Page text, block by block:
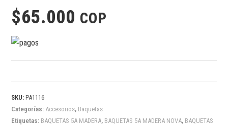
$65.000 COP
SKU:PA1116
Categorías: Accesorios, Baquetas
Etiquetas: BAQUETAS 5A MADERA, BAQUETAS 5A MADERA NOVA, BAQUETAS